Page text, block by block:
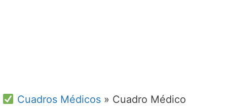
Cuadros Médicos» Cuadro Médico